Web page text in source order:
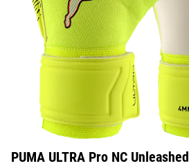
PUMA ULTRA Pro NC Unleashed